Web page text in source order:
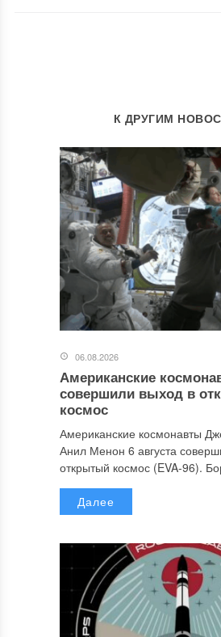
К ДРУГИМ
06.08.2026
Американские
совершили выход в
космос
Американские космонавты
Анил Менон 6 августа
открытый космос (EVA-96).
Далее